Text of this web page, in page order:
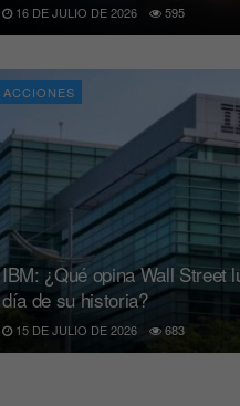
16 DE JULIO DE 2026 595
ACCIONES
IBM: ¿Qué opina Wall Street
día de su historia?
15 DE JULIO DE 2026 683